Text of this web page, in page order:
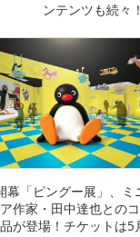
ンテンツも続々！
幕「ピングー展」、ミ
作家・田中達也との
が登場！チケットは5